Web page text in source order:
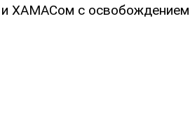
ХАМАСом с